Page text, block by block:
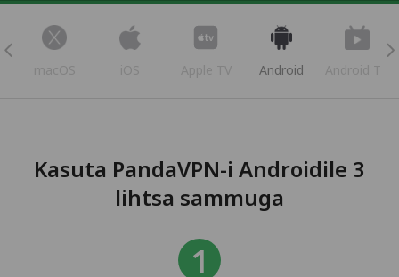
macOS iOS Apple TV Android Android TV
Kasuta PandaVPN-i Androidile 3
lihtsa sammuga